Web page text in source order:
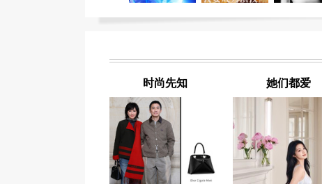
时尚先知 她们都爱